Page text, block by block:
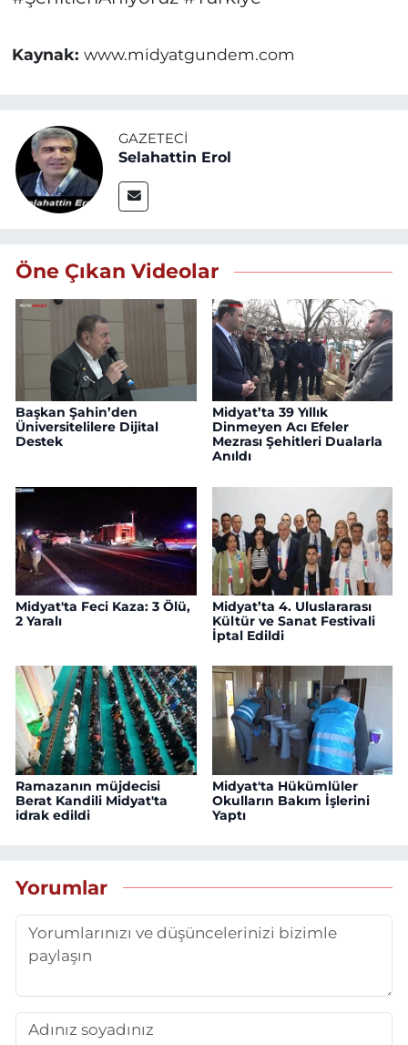
Kaynak: www.midyatgundem.com
GAZETECI
Selahattin Erol
Öne Çıkan Videolar
Başkan Şahin’den
Üniversitelilere Dijital
Destek
Midyat’ta 39 Yıllık
Dinmeyen Acı Efeler
Mezrası Şehitleri Dualarla
Anıldı
Midyat'ta Feci Kaza: 3 Ölü,
2 Yaralı
Midyat’ta 4. Uluslararası
Kültür ve Sanat Festivali
İptal Edildi
Ramazanın müjdecisi
Berat Kandili Midyat'ta
idrak edildi
Midyat'ta Hükümlüler
Okulların Bakım İşlerini
Yaptı
Yorumlar